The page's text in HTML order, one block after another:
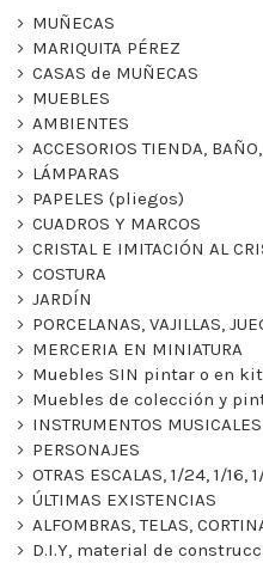
MUÑECAS
MARIQUITA PÉREZ
CASAS de MUÑECAS
MUEBLES
AMBIENTES
ACCESORIOS TIENDA,
LÁMPARAS
PAPELES (pliegos)
CUADROS Y MARCOS
CRISTAL E IMITACIÓN AL
COSTURA
JARDÍN
PORCELANAS, VAJILLAS,
MERCERIA EN MINIATURA
Muebles SIN pintar o en
Muebles de colección y
INSTRUMENTOS MUSICALES
PERSONAJES
OTRAS ESCALAS, 1/24, 1/16,
ÚLTIMAS EXISTENCIAS
ALFOMBRAS, TELAS,
D.I.Y, material de